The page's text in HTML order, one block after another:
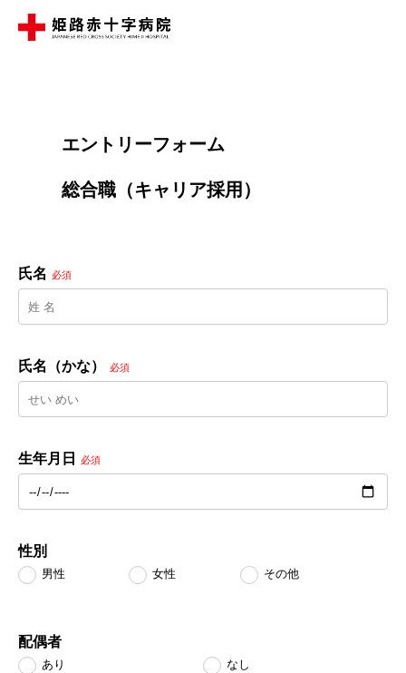
        エントリーフォーム
氏名 必須
氏名（かな） 必須
生年月日 必須
性別
男性 女性 その他
配偶者
あり なし